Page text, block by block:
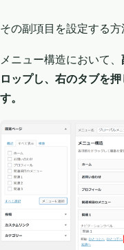
その副項目を設定する方
メニュー構造において、
ロップし、右のタブを押
す。